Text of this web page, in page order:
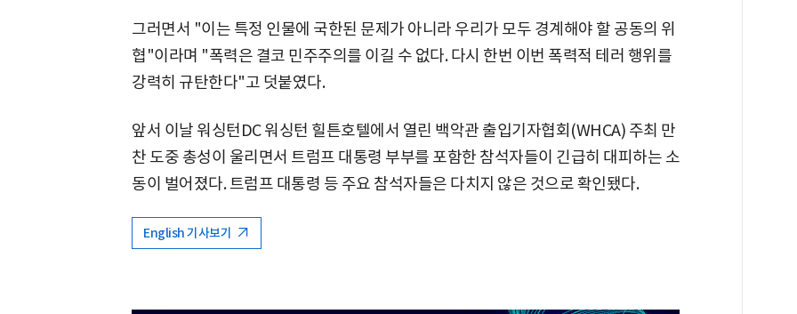
그러면서 "이는 특정 인물에 국한된 문제가 아니라 우리가 모두 경계해야 할 공동의 위
협"이라며 "폭력은 결코 민주주의를 이길 수 없다. 다시 한번 이번 폭력적 테러 행위를
강력히 규탄한다"고 덧붙였다.
앞서 이날 워싱턴DC 워싱턴 힐튼호텔에서 열린 백악관 출입기자협회(WHCA) 주최 만
찬 도중 총성이 울리면서 트럼프 대통령 부부를 포함한 참석자들이 긴급히 대피하는 소
동이 벌어졌다. 트럼프 대통령 등 주요 참석자들은 다치지 않은 것으로 확인됐다.
English 기사보기